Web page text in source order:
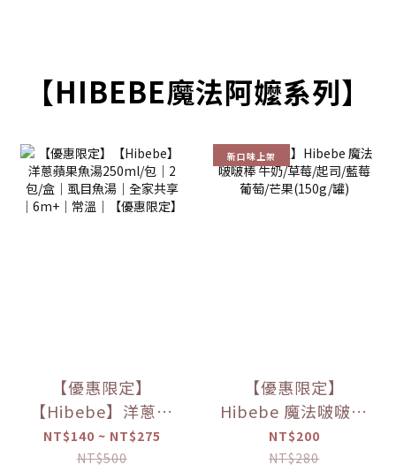
【HIBEBE魔法阿嬤系列】
【優惠限定】
【Hibebe】洋蔥蘋
果魚湯250ml/包｜
2包/盒｜虱目魚湯
NT$140 ~ NT$275
NT$500
新口味上架
【優惠限定】
Hibebe 魔法啵啵棒
牛奶/草莓/起司/藍
莓葡萄/芒果(150g/
NT$200
NT$280